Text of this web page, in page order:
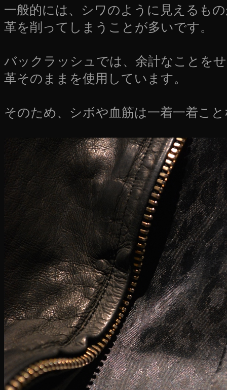
一般的には、シワのように見えるも
革を削ってしまうことが多いです。
バックラッシュでは、余計なことを
革そのままを使用しています。
そのため、シボや血筋は一着一着こ